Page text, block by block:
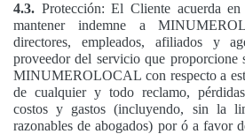
4.3. Protección: El Cliente acuerda
mantener indemne a
directores, empleados, afiliados y
proveedor del servicio que proporcione
MINUMEROLOCAL con respecto a
de cualquier y todo reclamo,
costos y gastos (incluyendo, sin la
razonables de abogados) por ó a favor